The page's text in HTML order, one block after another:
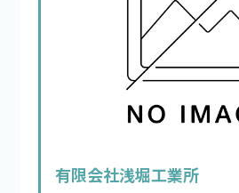
有限会社浅堀工業所